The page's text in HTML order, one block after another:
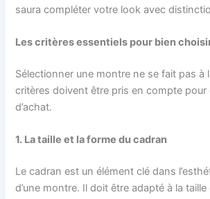
saura compléter votre look avec
Les critères essentiels pour bien
Sélectionner une montre ne se fait pas à
critères doivent être pris en compte pour
d’achat.
1. La taille et la forme du cadran
Le cadran est un élément clé dans
d’une montre. Il doit être adapté à la